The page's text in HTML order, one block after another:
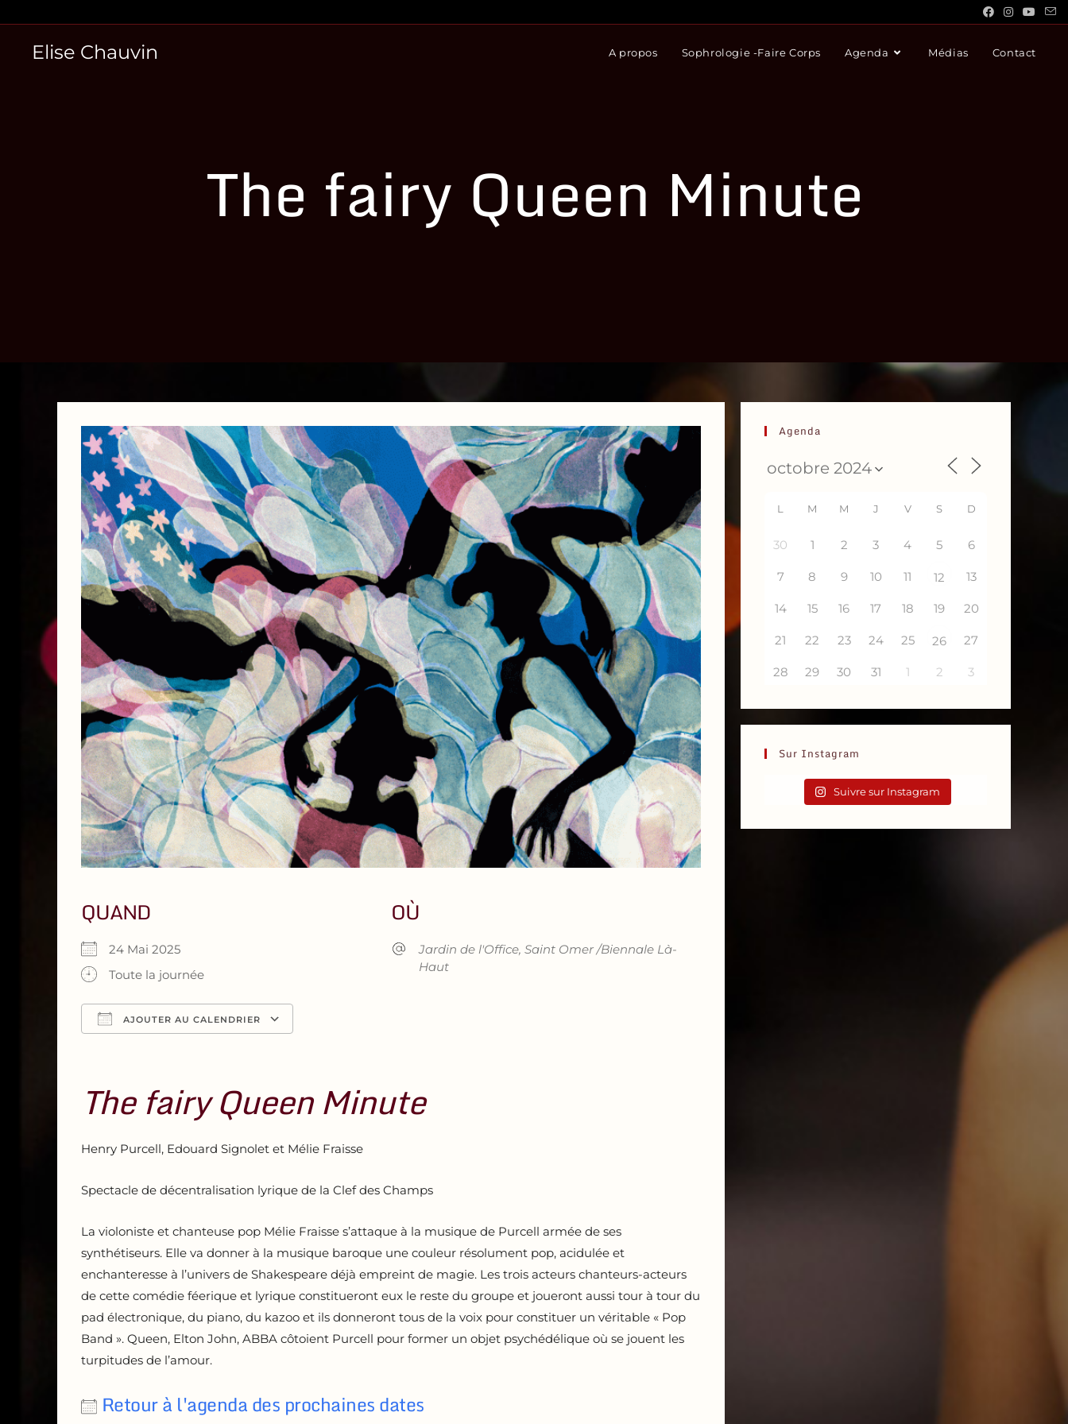
to
contentElise Chauvin A propos Sophrologie -Faire Corps Agenda Médias Contact
The fairy Queen Minute
QUAND
24 Mai 2025
Toute la journée
AJOUTER AU CALENDRIER
OÙ
Jardin de l'Office, Saint Omer /Biennale Là-
Haut
The fairy Queen Minute
Henry Purcell, Edouard Signolet et Mélie Fraisse
Spectacle de décentralisation lyrique de la Clef des Champs
La violoniste et chanteuse pop Mélie Fraisse s’attaque à la musique de Purcell armée de ses
synthétiseurs. Elle va donner à la musique baroque une couleur résolument pop, acidulée et
enchanteresse à l’univers de Shakespeare déjà empreint de magie. Les trois acteurs chanteurs-acteurs
de cette comédie féerique et lyrique constitueront eux le reste du groupe et joueront aussi tour à tour du
pad électronique, du piano, du kazoo et ils donneront tous de la voix pour constituer un véritable « Pop
Band ». Queen, Elton John, ABBA côtoient Purcell pour former un objet psychédélique où se jouent les
turpitudes de l’amour.
Retour à l'agenda des prochaines dates
Agenda
L M M J V S D
30 1 2 3 4 5 6
7 8 9 10 11 12 13
14 15 16 17 18 19 20
21 22 23 24 25 26 27
28 29 30 31 1 2 3
Sur Instagram
Suivre sur Instagram